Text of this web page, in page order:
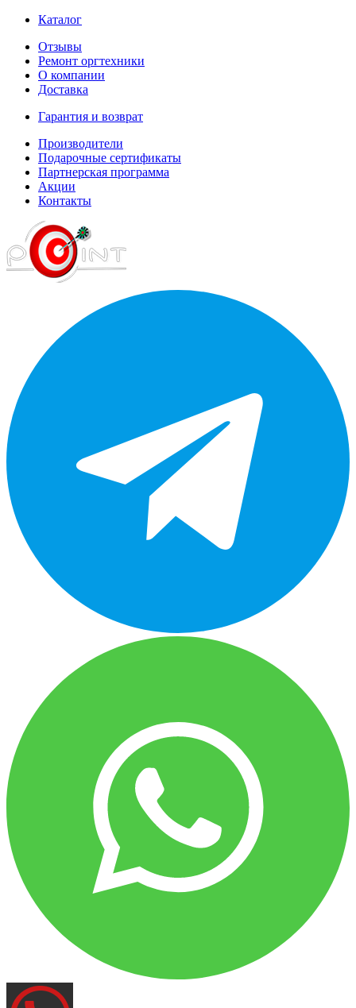
Каталог
Отзывы
Ремонт оргтехники
О компании
Доставка
Гарантия и возврат
Производители
Подарочные сертификаты
Партнерская программа
Акции
Контакты